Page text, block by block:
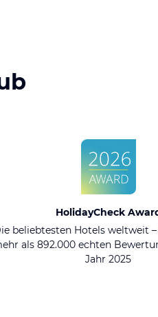
HolidayCheck
beliebtesten Hotels weltweit
als 892.000 echten
Jahr 2025